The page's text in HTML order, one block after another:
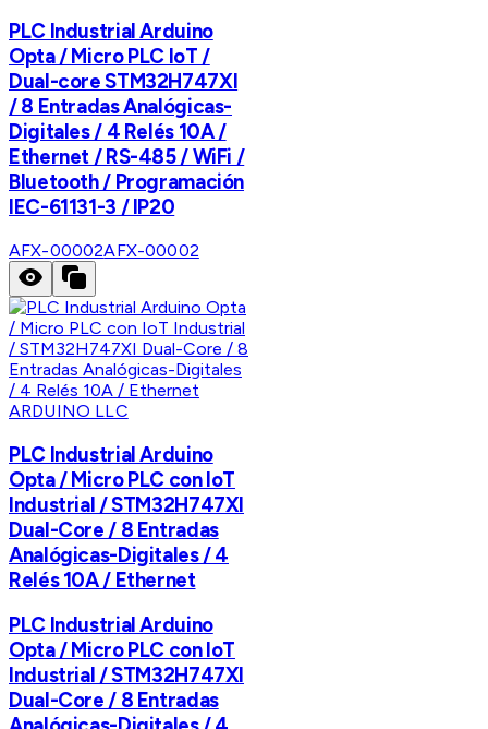
PLC Industrial Arduino
Opta / Micro PLC IoT /
Dual-core STM32H747XI
/ 8 Entradas Analógicas-
Digitales / 4 Relés 10A /
Ethernet / RS-485 / WiFi /
Bluetooth / Programación
IEC-61131-3 / IP20
AFX-00002AFX-00002
ARDUINO LLC
PLC Industrial Arduino
Opta / Micro PLC con IoT
Industrial / STM32H747XI
Dual-Core / 8 Entradas
Analógicas-Digitales / 4
Relés 10A / Ethernet
PLC Industrial Arduino
Opta / Micro PLC con IoT
Industrial / STM32H747XI
Dual-Core / 8 Entradas